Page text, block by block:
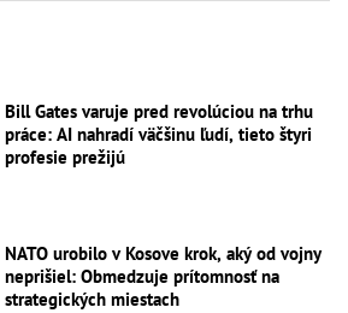
Bill Gates varuje pred revolúciou na trhu
práce: AI nahradí väčšinu ľudí, tieto štyri
profesie prežijú
NATO urobilo v Kosove krok, aký od vojny
neprišiel: Obmedzuje prítomnosť na
strategických miestach